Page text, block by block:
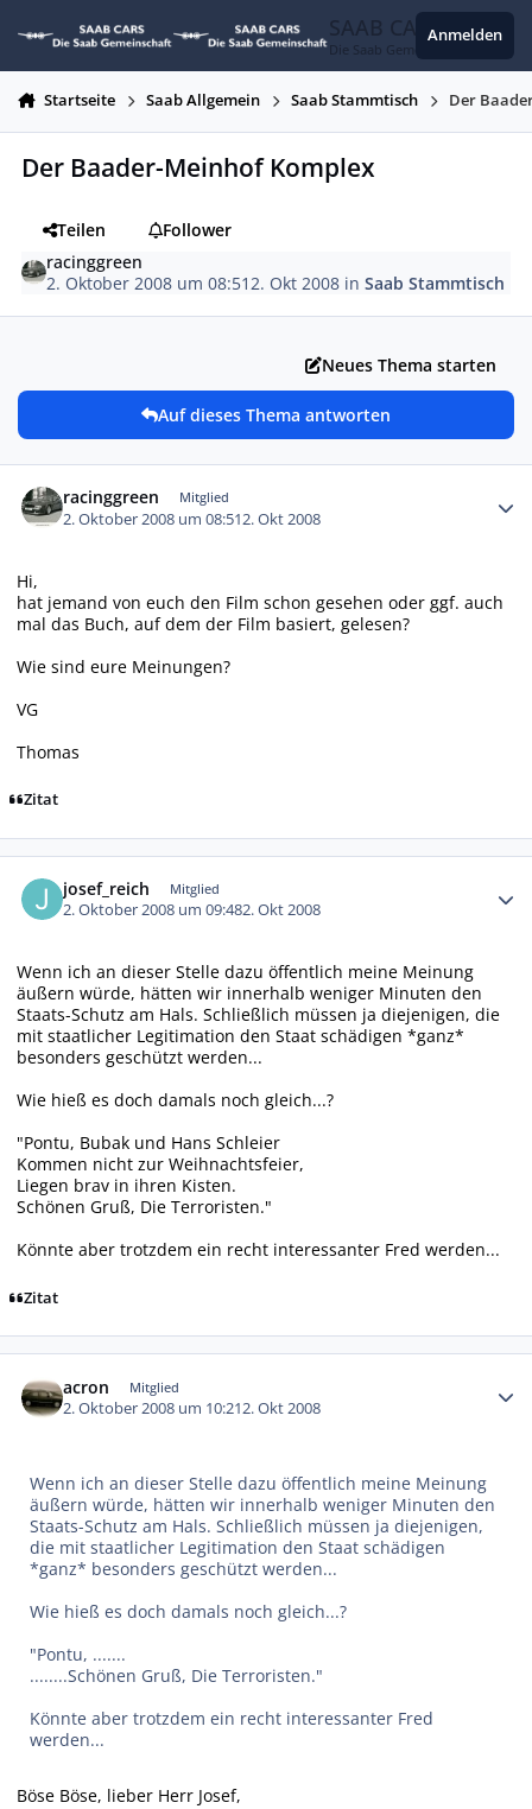
SAAB CARS
Die Saab Gemeinschaft
Anmelden
Startseite Saab Allgemein Saab Stammtisch Der
Der Baader-Meinhof Komplex
Teilen
Follower
racinggreen
2. Oktober 2008 um 08:51 2. Okt 2008 inSaab Stammtisch
Neues Thema starten
Auf dieses Thema antworten
racinggreen Mitglied
2. Oktober 2008 um 08:512. Okt 2008
Hi,
hat jemand von euch den Film schon gesehen oder ggf. auch
mal das Buch, auf dem der Film basiert, gelesen?
Wie sind eure Meinungen?
VG
Thomas
Zitat
josef_reich Mitglied
2. Oktober 2008 um 09:482. Okt 2008
Wenn ich an dieser Stelle dazu öffentlich meine Meinung
äußern würde, hätten wir innerhalb weniger Minuten den
Staats-Schutz am Hals. Schließlich müssen ja diejenigen, die
mit staatlicher Legitimation den Staat schädigen *ganz*
besonders geschützt werden...
Wie hieß es doch damals noch gleich...?
"Pontu, Bubak und Hans Schleier
Kommen nicht zur Weihnachtsfeier,
Liegen brav in ihren Kisten.
Schönen Gruß, Die Terroristen."
Könnte aber trotzdem ein recht interessanter Fred werden...
Zitat
acron Mitglied
2. Oktober 2008 um 10:212. Okt 2008
Wenn ich an dieser Stelle dazu öffentlich meine Meinung
äußern würde, hätten wir innerhalb weniger Minuten den
Staats-Schutz am Hals. Schließlich müssen ja diejenigen,
die mit staatlicher Legitimation den Staat schädigen
*ganz* besonders geschützt werden...
Wie hieß es doch damals noch gleich...?
"Pontu, .......
........Schönen Gruß, Die Terroristen."
Könnte aber trotzdem ein recht interessanter Fred
werden...
Böse Böse, lieber Herr Josef,